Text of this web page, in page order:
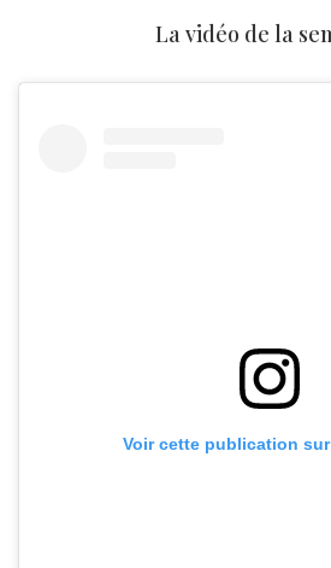
La vidéo de la
Voir cette publication